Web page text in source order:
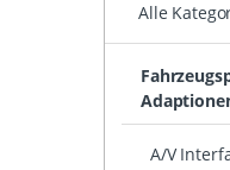
Alle
A/V